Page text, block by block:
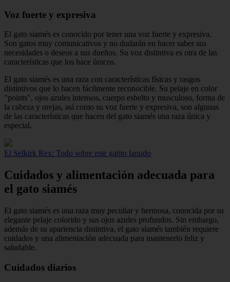
Voz fuerte y expresiva
El gato siamés es conocido por tener una voz fuerte y expresiva.
Son gatos muy comunicativos y no dudarán en hacer saber sus
necesidades o deseos a sus dueños. Su voz distintiva es otra de las
características que los hace únicos.
El gato siamés es una raza con características físicas y rasgos
distintivos que lo hacen fácilmente reconocible. Su pelaje en color
"points", ojos azules intensos, cuerpo esbelto y musculoso, forma de
la cabeza y orejas, así como su voz fuerte y expresiva, son algunas
de las características que hacen del gato siamés una raza única y
especial.
El Selkirk Rex: Todo sobre este gatito lanudo
Cuidados y alimentación adecuada para
el gato siamés
El gato siamés es una raza muy peculiar y hermosa, conocida por su
elegante pelaje colorido y sus ojos azules profundos. Sin embargo,
además de su apariencia distintiva, el gato siamés también requiere
cuidados y una alimentación adecuada para mantenerlo feliz y
saludable.
Cuidados diarios